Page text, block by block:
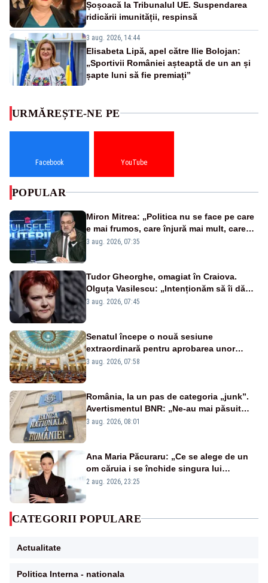
Șoșoacă la Tribunalul UE. Suspendarea
ridicării imunității, respinsă
3 aug. 2026, 14:44
Elisabeta Lipă, apel către Ilie Bolojan:
„Sportivii României așteaptă de un an și
șapte luni să fie premiați”
URMĂREȘTE-NE PE
Facebook YouTube
POPULAR
Miron Mitrea: „Politica nu se face pe care
e mai frumos, care înjură mai mult, care
țipă mai tare, ci pe proiecte”
3 aug. 2026, 07:35
Tudor Gheorghe, omagiat în Craiova.
Olguța Vasilescu: „Intenționăm să îi dăm
numele lui”
3 aug. 2026, 07:45
Senatul începe o nouă sesiune
extraordinară pentru aprobarea unor
jaloane din PNRR
3 aug. 2026, 07:58
România, la un pas de categoria „junk”.
Avertismentul BNR: „Ne-au mai păsuit
pentru câteva luni”
3 aug. 2026, 08:01
Ana Maria Păcuraru: „Ce se alege de un
om căruia i se închide singura lui
portiță?”
2 aug. 2026, 23:25
CATEGORII POPULARE
Actualitate
Politica Interna - nationala